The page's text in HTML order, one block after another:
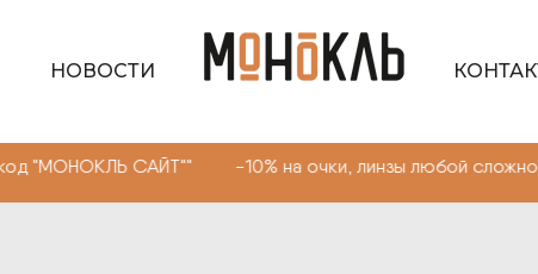
НОВОСТИ
-10% на очки, линзы любой